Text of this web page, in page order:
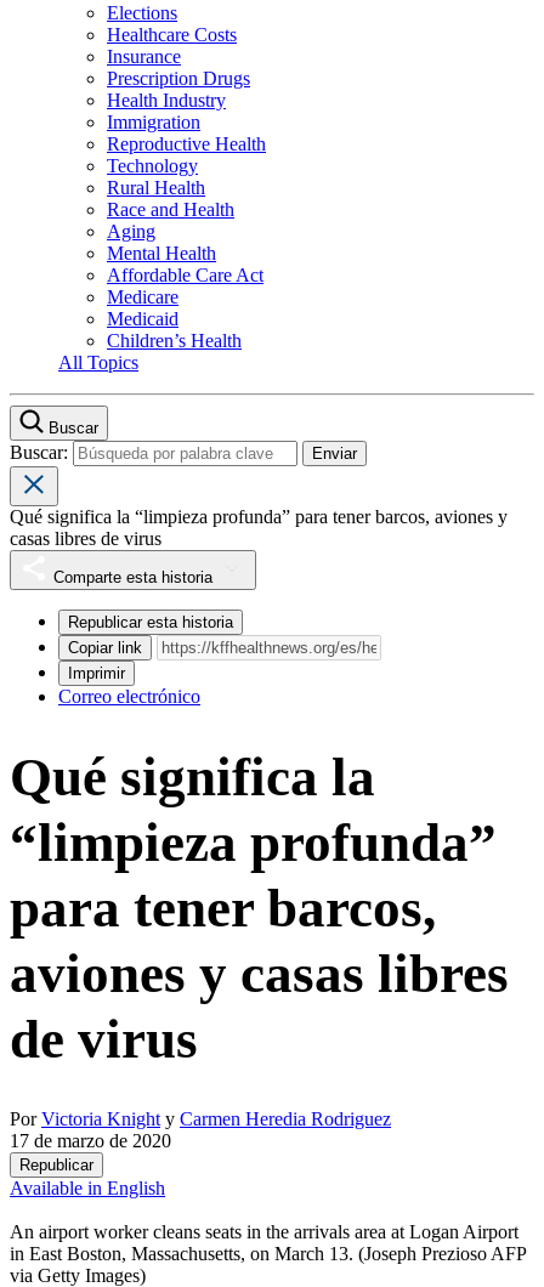
Elections
Healthcare Costs
Insurance
Prescription Drugs
Health Industry
Immigration
Reproductive Health
Technology
Rural Health
Race and Health
Aging
Mental Health
Affordable Care Act
Medicare
Medicaid
Children’s Health
All Topics
Buscar
Buscar:
Qué significa la “limpieza profunda” para tener barcos, aviones y
casas libres de virus
Comparte esta historia
Republicar esta historia
Copiar link
Imprimir
Correo electrónico
Qué significa la
“limpieza profunda”
para tener barcos,
aviones y casas libres
de virus
PorVictoria Knight y Carmen Heredia Rodriguez
17 de marzo de 2020
Republicar
Available in English
An airport worker cleans seats in the arrivals area at Logan Airport
in East Boston, Massachusetts, on March 13. (Joseph Prezioso AFP
via Getty Images)